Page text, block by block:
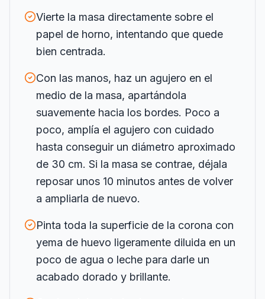
Vierte la masa directamente sobre el
papel de horno, intentando que quede
bien centrada.
Con las manos, haz un agujero en el
medio de la masa, apartándola
suavemente hacia los bordes. Poco a
poco, amplía el agujero con cuidado
hasta conseguir un diámetro aproximado
de 30 cm. Si la masa se contrae, déjala
reposar unos 10 minutos antes de volver
a ampliarla de nuevo.
Pinta toda la superficie de la corona con
yema de huevo ligeramente diluida en un
poco de agua o leche para darle un
acabado dorado y brillante.